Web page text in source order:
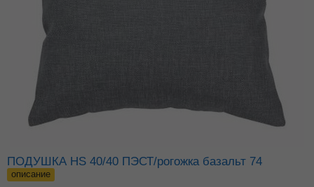
ПОДУШКА HS 40/40 ПЭСТ/рогожка базальт 74
описание